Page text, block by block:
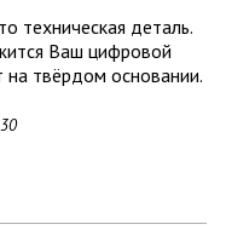
техническая деталь.
Ваш цифровой
твёрдом основании.